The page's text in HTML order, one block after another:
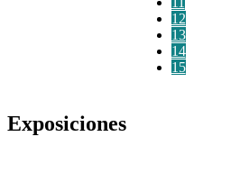
12
13
14
15
Exposiciones